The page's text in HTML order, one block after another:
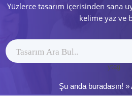
Yüzlerce tasarım içerisinden sana
kelime yaz ve
ytag
Şu anda buradasın! »